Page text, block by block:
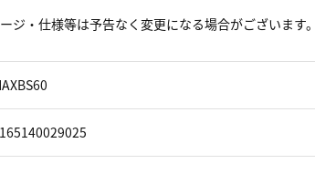
ジ・仕様等は予告なく変更になる場合がございます